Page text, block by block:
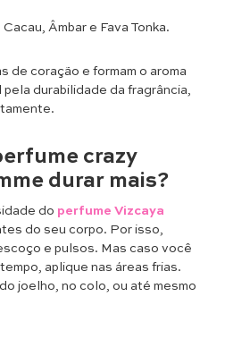
Cacau, Âmbar e Fava Tonka.
de coração e formam o aroma
durabilidade da fragrância,
crazy
durar mais?
do perfume Vizcaya
do seu corpo. Por isso,
e pulsos. Mas caso você
aplique nas áreas frias.
joelho, no colo, ou até mesmo